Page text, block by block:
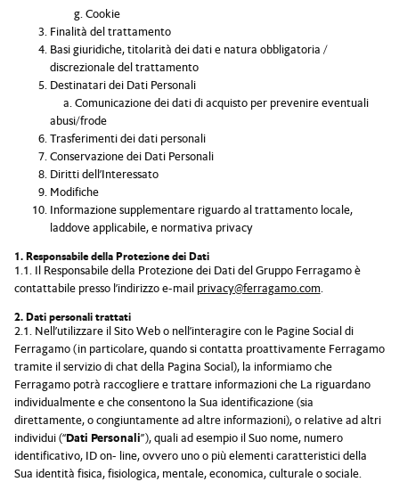
Cookie
Finalità del trattamento
Basi giuridiche, titolarità dei dati e natura obbligatoria /
discrezionale del trattamento
Destinatari dei Dati Personali
a. Comunicazione dei dati di acquisto per prevenire eventuali
abusi/frode
Trasferimenti dei dati personali
Conservazione dei Dati Personali
Diritti dell’Interessato
Modifiche
Informazione supplementare riguardo al trattamento locale,
laddove applicabile, e normativa privacy
1. Responsabile della Protezione dei Dati
1.1. Il Responsabile della Protezione dei Dati del Gruppo Ferragamo è
contattabile presso l’indirizzo e-mail privacy@ferragamo.com.
2. Dati personali trattati
2.1. Nell’utilizzare il Sito Web o nell’interagire con le Pagine Social di
Ferragamo (in particolare, quando si contatta proattivamente Ferragamo
tramite il servizio di chat della Pagina Social), la informiamo che
Ferragamo potrà raccogliere e trattare informazioni che La riguardano
individualmente e che consentono la Sua identificazione (sia
direttamente, o congiuntamente ad altre informazioni), o relative ad altri
individui (“Dati Personali”), quali ad esempio il Suo nome, numero
identificativo, ID on- line, ovvero uno o più elementi caratteristici della
Sua identità fisica, fisiologica, mentale, economica, culturale o sociale.